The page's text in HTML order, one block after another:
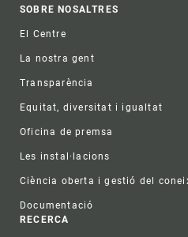
Footer
SOBRE NOSALTRES
El Centre
La nostra gent
Transparència
Equitat, diversitat i igualtat
Oficina de premsa
Les instal·lacions
Ciència oberta i gestió del
Documentació
RECERCA